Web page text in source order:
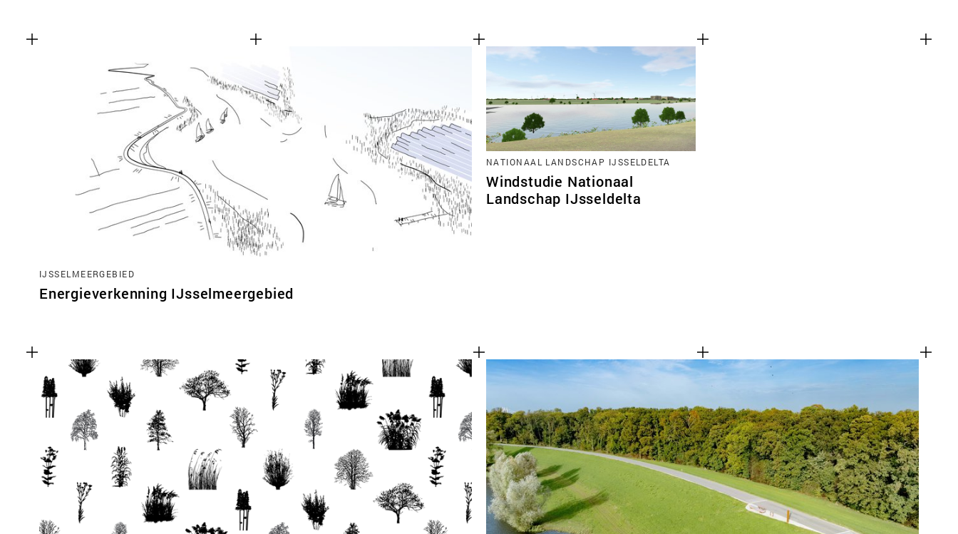
IJSSELMEERGEBIED
Energieverkenning IJsselmeergebied
NATIONAAL LANDSCHAP IJSSELDELTA
Windstudie Nationaal
Landschap IJsseldelta